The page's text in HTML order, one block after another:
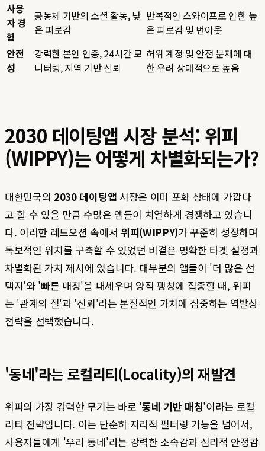
사용
자 경
험
공동체 기반의 소셜 활동, 낮
은 피로감
반복적인 스와이프로 인한 높
은 피로감 및 번아웃
안전
성
강력한 본인 인증, 24시간 모
니터링, 지역 기반 신뢰
허위 계정 및 안전 문제에 대
한 우려 상대적으로 높음
2030 데이팅앱 시장 분석: 위피
(WIPPY)는 어떻게 차별화되는가?
대한민국의 2030 데이팅앱 시장은 이미 포화 상태에 가깝다
고 할 수 있을 만큼 수많은 앱들이 치열하게 경쟁하고 있습니
다. 이러한 레드오션 속에서 위피(WIPPY)가 꾸준히 성장하며
독보적인 위치를 구축할 수 있었던 비결은 명확한 타겟 설정과
차별화된 가치 제시에 있습니다. 대부분의 앱들이 '더 많은 선
택지'와 '빠른 매칭'을 내세우며 양적 팽창에 집중할 때, 위피
는 '관계의 질'과 '신뢰'라는 본질적인 가치에 집중하는 역발상
전략을 선택했습니다.
'동네'라는 로컬리티(Locality)의 재발견
위피의 가장 강력한 무기는 바로 '동네 기반 매칭'이라는 로컬
리티 전략입니다. 이는 단순히 지리적 필터링 기능을 넘어서,
사용자들에게 '우리 동네'라는 강력한 소속감과 심리적 안정감